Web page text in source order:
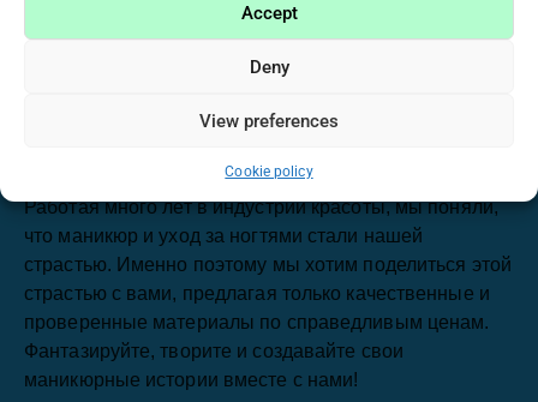
Accept
Deny
View preferences
Cookie policy
Сделано в Нидерландах
Работая много лет в индустрии красоты, мы поняли,
что маникюр и уход за ногтями стали нашей
страстью. Именно поэтому мы хотим поделиться этой
страстью с вами, предлагая только качественные и
проверенные материалы по справедливым ценам.
Фантазируйте, творите и создавайте свои
маникюрные истории вместе с нами!